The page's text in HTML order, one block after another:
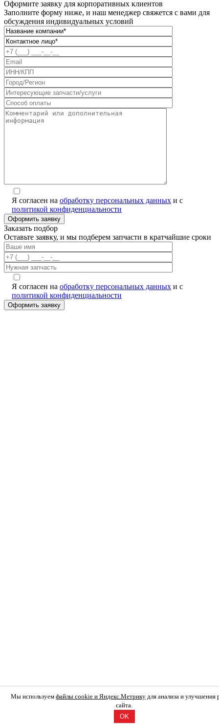
Оформите заявку для корпоративных клиентов
Заполните форму ниже, и наш менеджер свяжется с вами для
обсуждения индивидуальных условий
Я согласен на обработку персональных данных и с
политикой конфиденциальности
Заказать подбор
Оставьте заявку, и мы подберем запчасти в кратчайшие сроки
Я согласен на обработку персональных данных и с
политикой конфиденциальности
Мы используем файлы cookie и Яндекс.Метрику для анализа и улучшения
сайта.
OK